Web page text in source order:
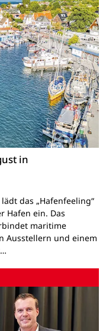
in
das „Hafenfeeling“
Hafen ein. Das
maritime
Ausstellern und einem